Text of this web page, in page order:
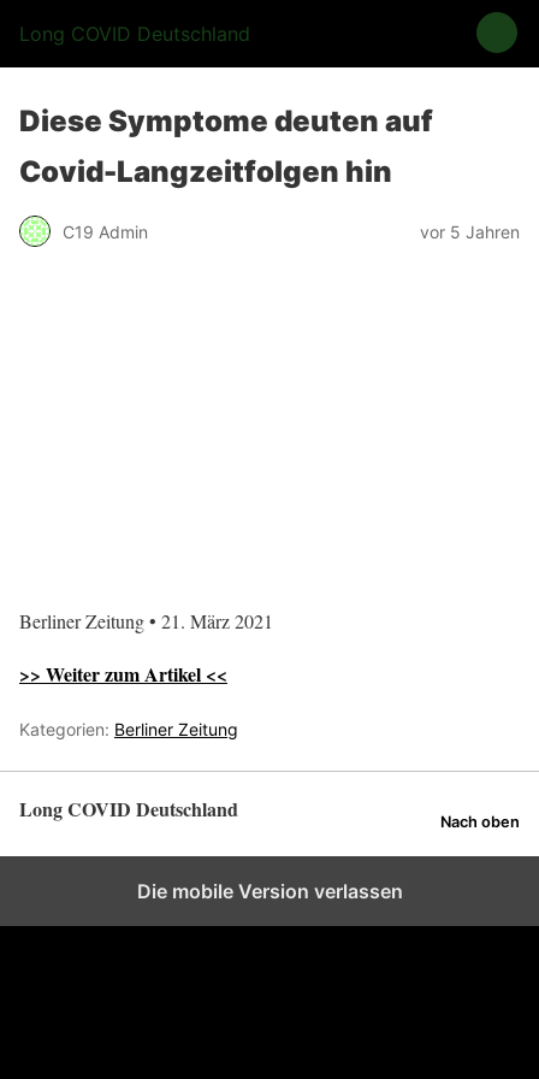
Long COVID Deutschland
Diese Symptome deuten auf
Covid-Langzeitfolgen hin
C19 Admin vor 5 Jahren
Berliner Zeitung • 21. März 2021
>> Weiter zum Artikel <<
Kategorien: Berliner Zeitung
Long COVID Deutschland Nach oben
Die mobile Version verlassen